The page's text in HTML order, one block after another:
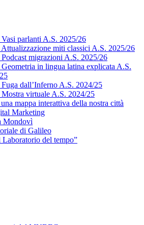
parlanti A.S. 2025/26
miti classici A.S. 2025/26
migrazioni A.S. 2025/26
in lingua latina explicata A.S.
dall’Inferno A.S. 2024/25
virtuale A.S. 2024/25
mappa interattiva della nostra città
Marketing
Mondovì
di Galileo
del tempo”